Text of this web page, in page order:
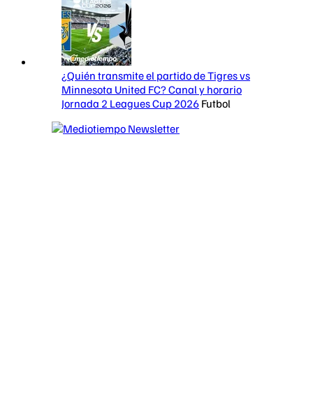
¿Quién transmite el partido de Tigres vs
Minnesota United FC? Canal y horario
Jornada 2 Leagues Cup 2026 Futbol